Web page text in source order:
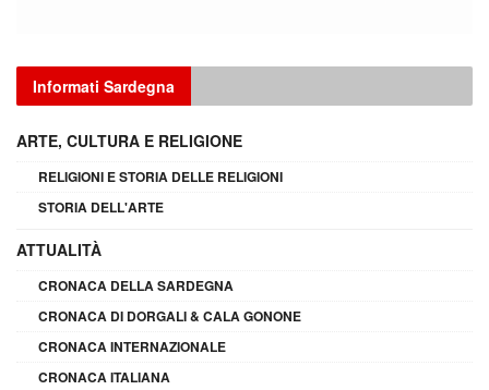
Informati Sardegna
ARTE, CULTURA E RELIGIONE
RELIGIONI E STORIA DELLE RELIGIONI
STORIA DELL'ARTE
ATTUALITÀ
CRONACA DELLA SARDEGNA
CRONACA DI DORGALI & CALA GONONE
CRONACA INTERNAZIONALE
CRONACA ITALIANA